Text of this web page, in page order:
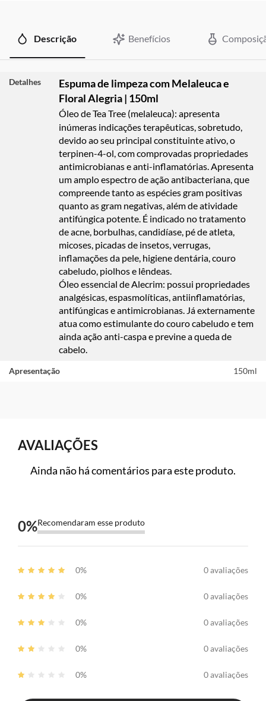
Descrição Benefícios
Detalhes
Espuma de limpeza com Melaleuca e
Floral Alegria | 150ml
Óleo de Tea Tree (melaleuca): apresenta
inúmeras indicações terapêuticas, sobretudo,
devido ao seu principal constituinte ativo, o
terpinen-4-ol, com comprovadas propriedades
antimicrobianas e anti-inflamatórias. Apresenta
um amplo espectro de ação antibacteriana, que
compreende tanto as espécies gram positivas
quanto as gram negativas, além de atividade
antifúngica potente. É indicado no tratamento
de acne, borbulhas, candidíase, pé de atleta,
micoses, picadas de insetos, verrugas,
inflamações da pele, higiene dentária, couro
cabeludo, piolhos e lêndeas.
Óleo essencial de Alecrim: possui propriedades
analgésicas, espasmolíticas, antiinflamatórias,
antifúngicas e antimicrobianas. Já externamente
atua como estimulante do couro cabeludo e tem
ainda ação anti-caspa e previne a queda de
cabelo.
Apresentação 150ml
AVALIAÇÕES
Ainda não há comentários para este produto.
0%Recomendaram esse produto
0% 0 avaliações
0% 0 avaliações
0% 0 avaliações
0% 0 avaliações
0% 0 avaliações